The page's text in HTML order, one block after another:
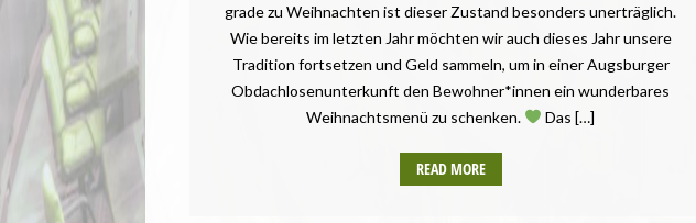
grade zu Weihnachten ist dieser Zustand besonders unerträglich.
Wie bereits im letzten Jahr möchten wir auch dieses Jahr unsere
Tradition fortsetzen und Geld sammeln, um in einer Augsburger
Obdachlosenunterkunft den Bewohner*innen ein wunderbares
Weihnachtsmenü zu schenken.
Das […]
READ MORE